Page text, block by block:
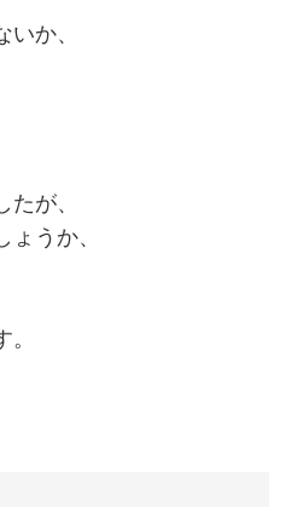
か、
が、
うか、